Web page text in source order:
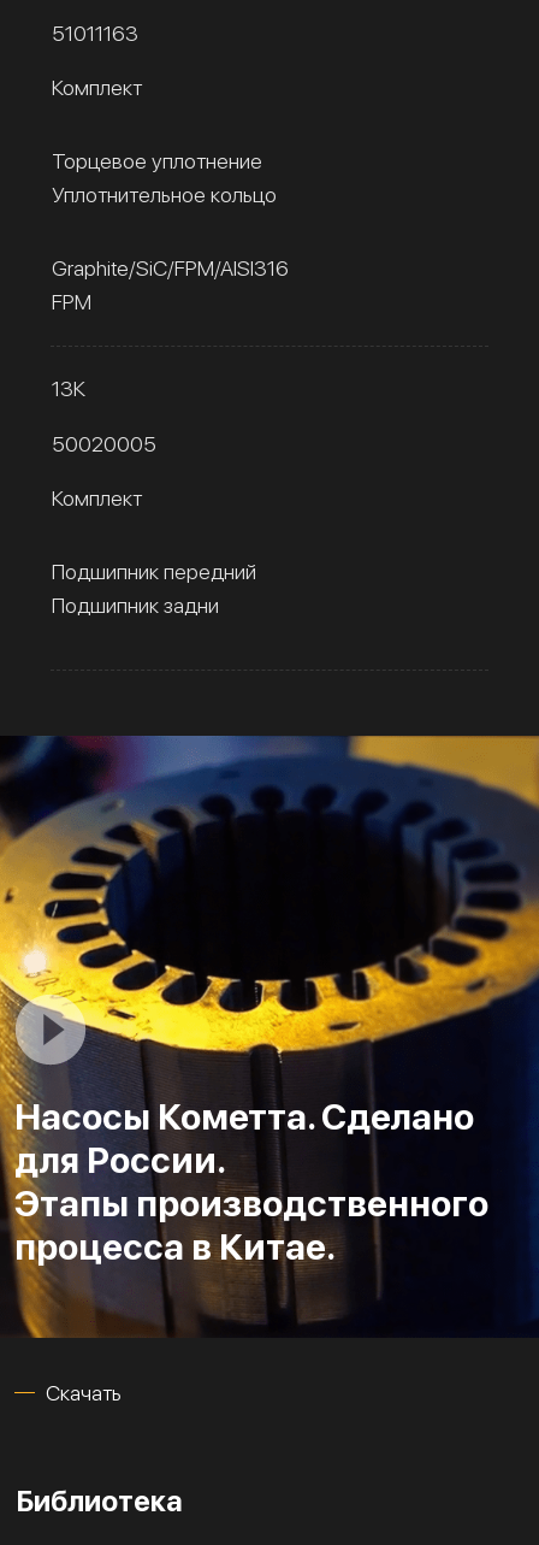
51011163
Комплект
Торцевое уплотнение
Уплотнительное кольцо
Graphite/SiC/FPM/AISI316
FPM
13К
50020005
Комплект
Подшипник передний
Подшипник задни
Насосы Кометта. Сделано
для России.
Этапы производственного
процесса в Китае.
Скачать
Библиотека